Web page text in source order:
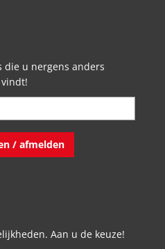
die u nergens anders
/ afmelden
Aan u de keuze!